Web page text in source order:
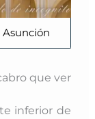
Asunción
que ver
inferior de